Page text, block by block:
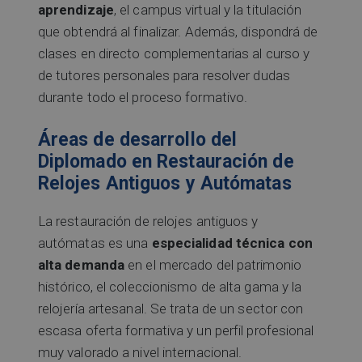
aprendizaje, el campus virtual y la titulación
que obtendrá al finalizar. Además, dispondrá de
clases en directo complementarias al curso y
de tutores personales para resolver dudas
durante todo el proceso formativo.
Áreas de desarrollo del
Diplomado en Restauración de
Relojes Antiguos y Autómatas
La restauración de relojes antiguos y
autómatas es una especialidad técnica con
alta demanda en el mercado del patrimonio
histórico, el coleccionismo de alta gama y la
relojería artesanal. Se trata de un sector con
escasa oferta formativa y un perfil profesional
muy valorado a nivel internacional.